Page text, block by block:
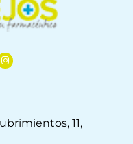
11,